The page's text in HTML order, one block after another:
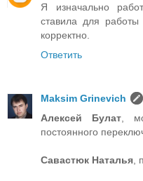
Я изначально
ставила для
корректно.
Ответить
Maksim Grinevich
Алексей Булат ,
постоянного
Савастюк Наталья ,